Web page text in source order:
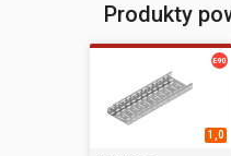
Produkty
1,0